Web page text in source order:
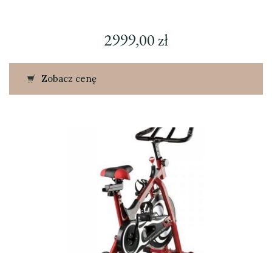
2999,00zł
Zobacz cenę